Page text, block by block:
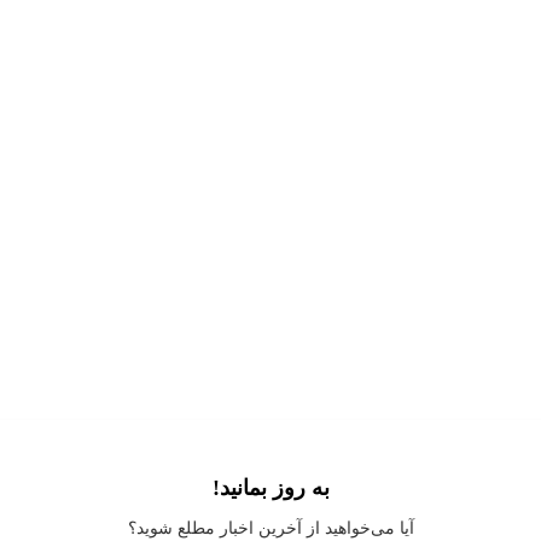
Application error: a client
-side exception has occurred while loading
به روز بمانید!
آیا می‌خواهید از آخرین اخبار مطلع شوید؟